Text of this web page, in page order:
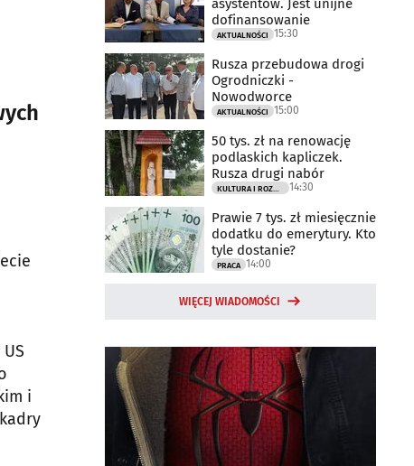
i
dofinansowanie
AKTUALNOŚCI 15:30
Rusza przebudowa drogi
Ogrodniczki -
Nowodworce
AKTUALNOŚCI 15:00
50 tys. zł na renowację
podlaskich kapliczek.
Rusza drugi nabór
14:30
Prawie 7 tys. zł miesięcznie
dodatku do emerytury. Kto
tyle dostanie?
PRACA 14:00
WIĘCEJ WIADOMOŚCI